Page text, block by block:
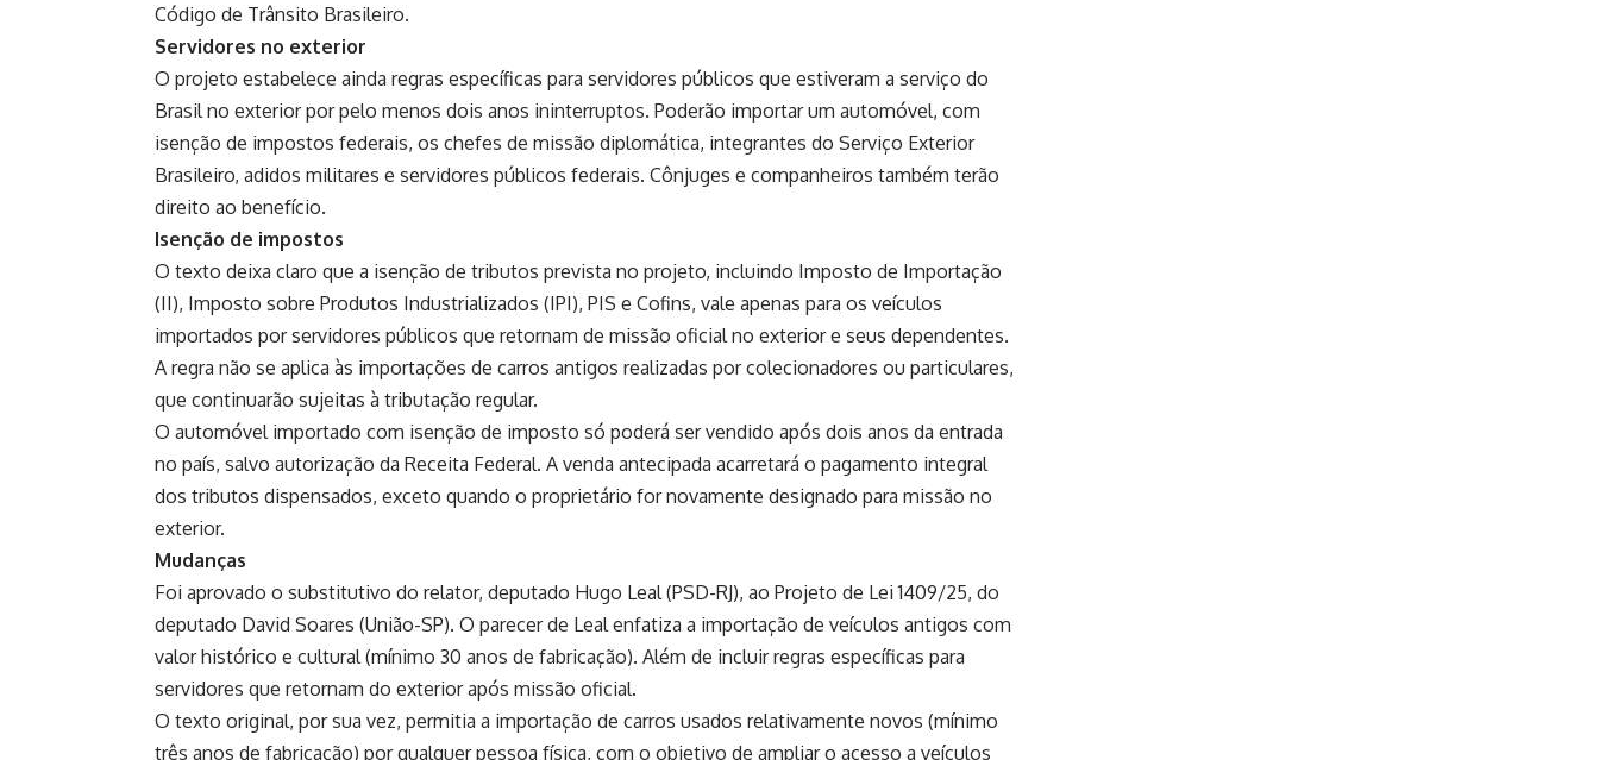
Código de Trânsito Brasileiro.
Servidores no exterior
O projeto estabelece ainda regras específicas para servidores públicos que estiveram a serviço do
Brasil no exterior por pelo menos dois anos ininterruptos. Poderão importar um automóvel, com
isenção de impostos federais, os chefes de missão diplomática, integrantes do Serviço Exterior
Brasileiro, adidos militares e servidores públicos federais. Cônjuges e companheiros também terão
direito ao benefício.
Isenção de impostos
O texto deixa claro que a isenção de tributos prevista no projeto, incluindo Imposto de Importação
(II), Imposto sobre Produtos Industrializados (IPI), PIS e Cofins, vale apenas para os veículos
importados por servidores públicos que retornam de missão oficial no exterior e seus dependentes.
A regra não se aplica às importações de carros antigos realizadas por colecionadores ou particulares,
que continuarão sujeitas à tributação regular.
O automóvel importado com isenção de imposto só poderá ser vendido após dois anos da entrada
no país, salvo autorização da Receita Federal. A venda antecipada acarretará o pagamento integral
dos tributos dispensados, exceto quando o proprietário for novamente designado para missão no
exterior.
Mudanças
Foi aprovado o substitutivo do relator, deputado Hugo Leal (PSD-RJ), ao Projeto de Lei 1409/25, do
deputado David Soares (União-SP). O parecer de Leal enfatiza a importação de veículos antigos com
valor histórico e cultural (mínimo 30 anos de fabricação). Além de incluir regras específicas para
servidores que retornam do exterior após missão oficial.
O texto original, por sua vez, permitia a importação de carros usados relativamente novos (mínimo
três anos de fabricação) por qualquer pessoa física, com o objetivo de ampliar o acesso a veículos